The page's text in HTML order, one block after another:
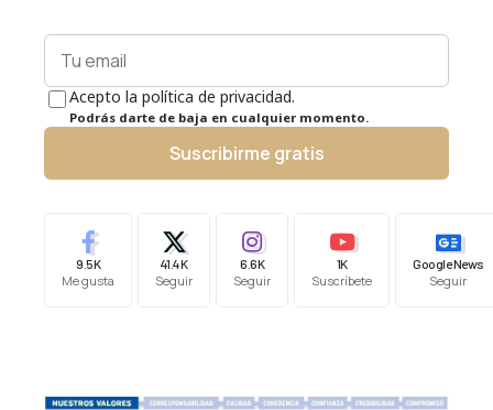
Acepto la política de privacidad.
Podrás darte de baja en cualquier momento.
Suscribirme gratis
9.5K
Me gusta
41.4K
Seguir
6.6K
Seguir
1K
Suscríbete
Google News
Seguir